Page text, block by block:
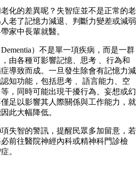
化的差異呢？失智症並不是正常的老
老了記憶力減退、判斷力變差或減弱
家中長輩就醫。
）不是單一項疾病，而是一群
由各種可影響記憶、思考 、行為和
導致而成。一旦發生除會有記憶力減
知功能，包括思考 、語言能力、空
，同時可能出現干擾行為、妄想或幻
足以影響其人際關係與工作能力，就
此大幅降低。
失智的警訊，提醒民眾多加留意，若
前往醫院神經內科或精神科門診檢
。